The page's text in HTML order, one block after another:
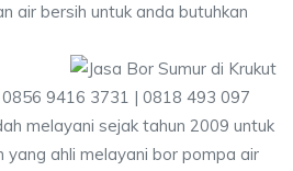
air bersih untuk anda butuhkan
0856 9416 3731 | 0818 493 097
melayani sejak tahun 2009 untuk
ahli melayani bor pompa air